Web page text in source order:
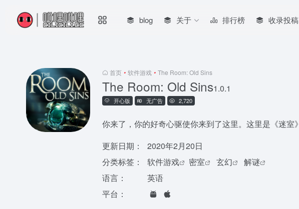
blog 关于 排行榜 收录投稿
首页 • 软件游戏 • The Room: Old Sins
The Room: Old Sins1.0.1
开心版 无广告 2,720
你来了，你的好奇心驱使你来到了这里。这里是《迷室》
更新日期：
2020年2月20日
分类标签：
软件游戏 密室 玄幻
解谜
语言：
英语
平台：